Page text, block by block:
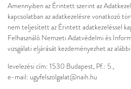
Amennyiben az Érintett szerint az
kapcsolatban az adatkezelésre vonatkozó
nem teljesített az Érintett adatkezeléssel
Felhasználó Nemzeti Adatvédelmi és
vizsgálati eljárását kezdeményezhet az
levelezési cím: 1530 Budapest, Pf.: 5.,
e-mail: ugyfelszolgalat@naih.hu